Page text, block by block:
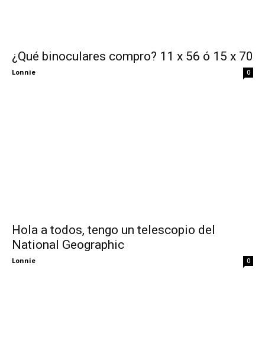
¿Qué binoculares compro? 11 x 56 ó 15 x 70
Lonnie 0
Hola a todos, tengo un telescopio del
National Geographic
Lonnie 0